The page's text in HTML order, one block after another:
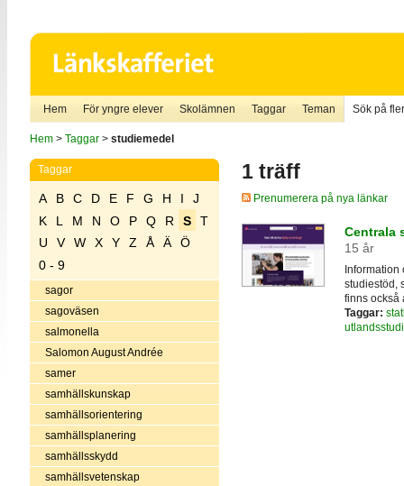
Hem För yngre elever Skolämnen Taggar Teman Sök på
Hem> Taggar> studiemedel
Taggar
A B C D E F G H I
J
K
L M N O P Q R S
T
U
V W X Y Z Å Ä
Ö
0 - 9
sagor
sagoväsen
salmonella
Salomon August Andrée
samer
samhällskunskap
samhällsorientering
samhällsplanering
samhällsskydd
samhällsvetenskap
1 träff
Prenumerera på nya länkar
Centrala
15 år
Information
studiestöd,
finns också
Taggar: